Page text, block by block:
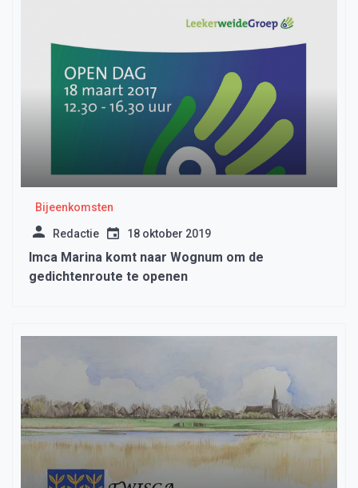
Bijeenkomsten
Redactie 18 oktober 2019
Imca Marina komt naar Wognum om de
gedichtenroute te openen